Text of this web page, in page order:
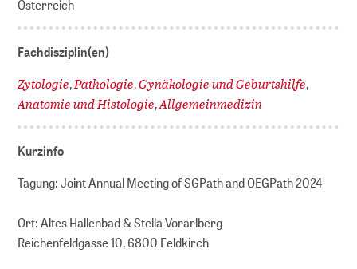
Österreich
Fachdisziplin(en)
Zytologie,Pathologie,Gynäkologie und Geburtshilfe,
Anatomie und Histologie,Allgemeinmedizin
Kurzinfo
Tagung: Joint Annual Meeting of SGPath and OEGPath 2024
Ort: Altes Hallenbad & Stella Vorarlberg
Reichenfeldgasse 10, 6800 Feldkirch